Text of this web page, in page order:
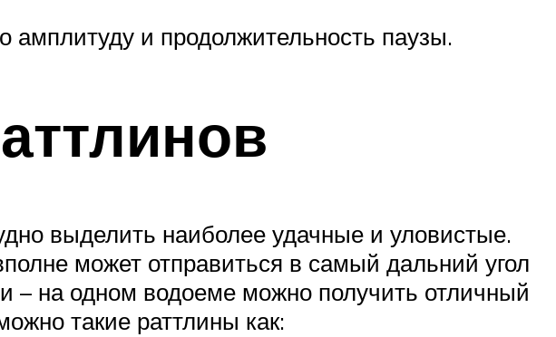
амплитуду и продолжительность паузы.
выделить наиболее удачные и уловистые.
может отправиться в самый дальний угол
– на одном водоеме можно получить отличный
такие раттлины как: